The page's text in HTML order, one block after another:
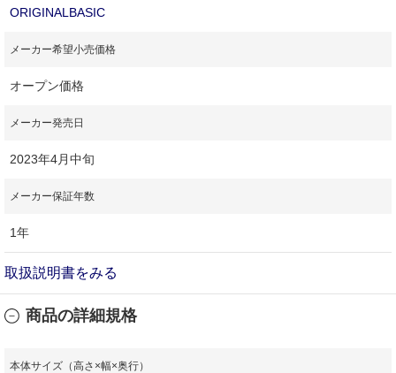
ORIGINALBASIC
メーカー希望小売価格
オープン価格
メーカー発売日
2023年4月中旬
メーカー保証年数
1年
取扱説明書をみる
商品の詳細規格
本体サイズ（高さ×幅×奥行）